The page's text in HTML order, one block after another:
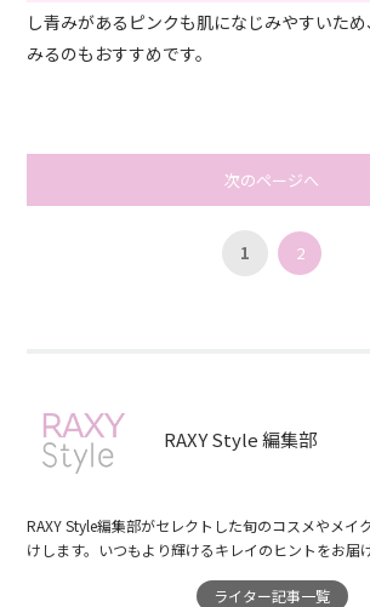
し青みがあるピンクも肌になじみやすいた
みるのもおすすめです。
次のページへ
1 2
RAXY Style 編集部
RAXY Style編集部がセレクトした旬のコスメやメイ
けします。いつもより輝けるキレイのヒントをお
ライター記事一覧